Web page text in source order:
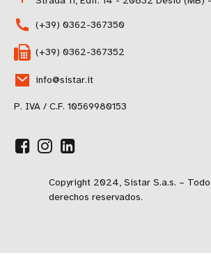
(+39) 0362-367350
(+39) 0362-367352
info@sistar.it
P. IVA / C.F. 10569980153
Copyright 2024, Sistar S.a.s. –
derechos reservados.